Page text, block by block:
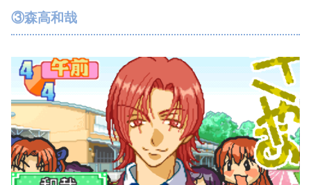
③森高和哉